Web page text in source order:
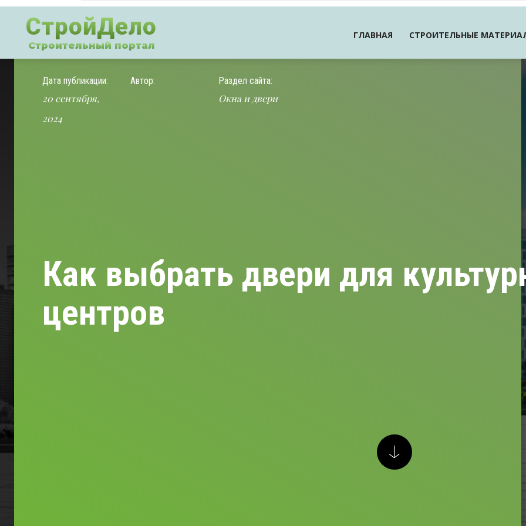
СтройДело
Строительный портал
ГЛАВНАЯ СТРОИТЕЛЬНЫЕ
Как выбрать двери для
центров
Дата публикации:
20 сентября,
2024
Автор: Раздел сайта:
Окна и двери